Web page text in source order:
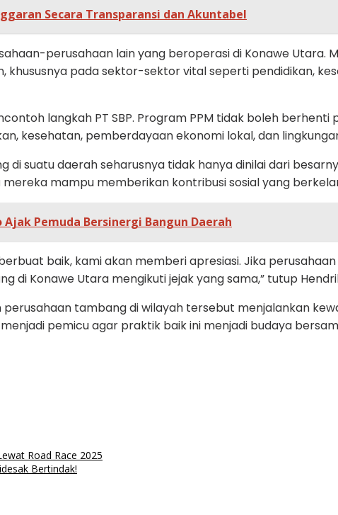
Secara Transparansi dan Akuntabel
perusahaan lain yang beroperasi di Konawe Utara.
pada sektor-sektor vital seperti pendidikan,
langkah PT SBP. Program PPM tidak boleh
kesehatan, pemberdayaan ekonomi lokal, dan
suatu daerah seharusnya tidak hanya dinilai dari
mampu memberikan kontribusi sosial yang
Pemuda Bersinergi Bangun Daerah
baik, kami akan memberi apresiasi. Jika
Konawe Utara mengikuti jejak yang sama,” tutup
tambang di wilayah tersebut menjalankan
pemicu agar praktik baik ini menjadi budaya
Road Race 2025
Bertindak!